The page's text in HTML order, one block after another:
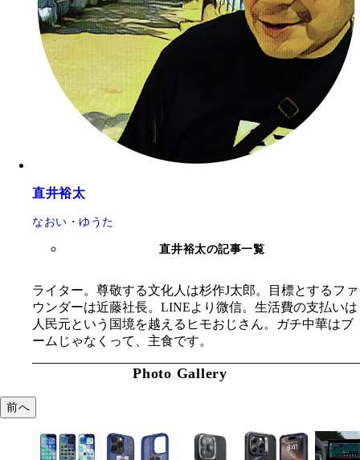
直井裕太
なおい・ゆうた
直井裕太の記事一覧
ライター。尊敬する文化人は杉作J太郎。目標とするファ
ウンダーは近藤社長。LINEより微信。生活費の支払いは
人民元という国境を越えるヒモおじさん。ガチ中華はブ
ームじゃなくって、主食です。
Photo Gallery
前へ